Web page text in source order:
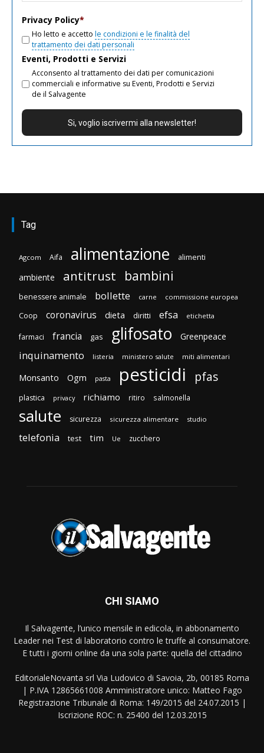
Privacy Policy*
Ho letto e accetto le condizioni e le finalità del
trattamento dei dati personali
Eventi, Prodotti e Servizi
Acconsento al trattamento dei dati per comunicazioni
commerciali e informative su Eventi, Prodotti e Servizi
de il Salvagente
Tag
Agcom Aifa alimentazione alimenti
ambiente antitrust bambini
benessere animale bollette carne commissione europea
Coop coronavirus dieta diritti efsa etichetta
farmaci francia gas glifosato Greenpeace
inquinamento listeria ministero salute miti alimentari
Monsanto Ogm pasta pesticidi pfas
plastica privacy richiamo ritiro salmonella
salute sicurezza sicurezza alimentare studio
telefonia test tim Ue zucchero
CHI SIAMO
Il Salvagente, l’unico mensile in edicola, in abbonamento
Leader nei Test di laboratorio contro le truffe al consumatore.
E tutti i giorni online da una sola parte: quella del cittadino
EditorialeNovanta srl Via Ludovico di Savoia, 2b, 00185 Roma
| P.IVA 12865661008 Amministratore unico: Matteo Fago
Registrazione Tribunale di Roma: 149/2015 del 24.07.2015 |
Iscrizione ROC: n. 25400 del 12.03.2015